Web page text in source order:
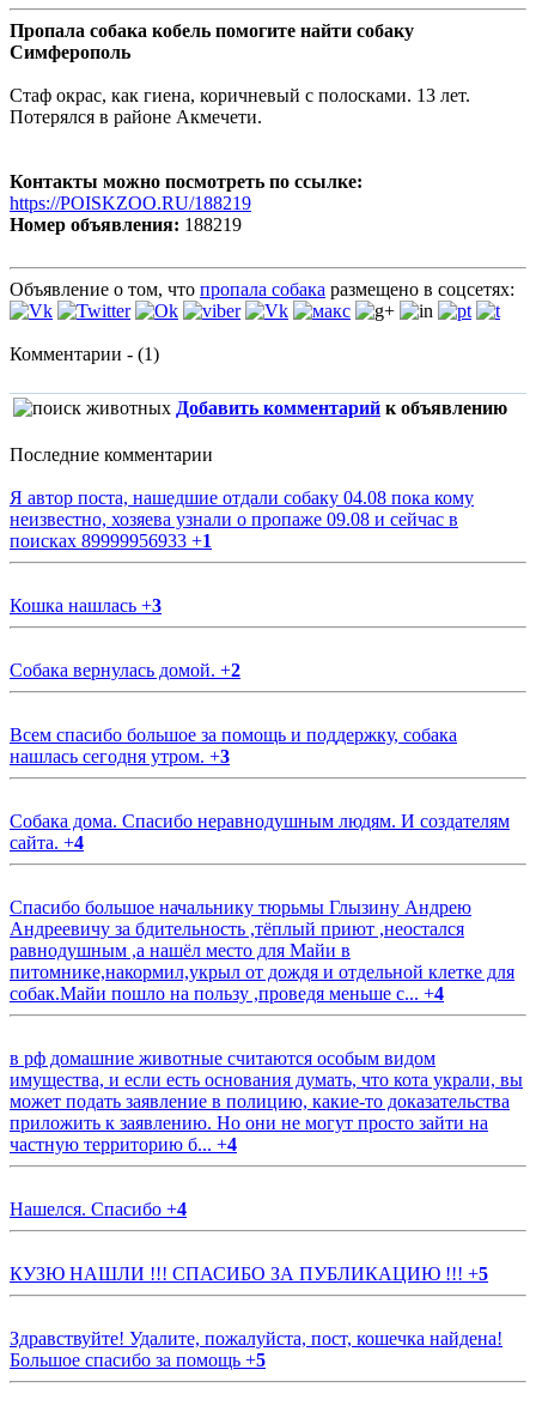
Пропала собака кобель помогите найти собаку
Симферополь
Стаф окрас, как гиена, коричневый с полосками. 13 лет.
Потерялся в районе Акмечети.
Контакты можно посмотреть по ссылке:
https://POISKZOO.RU/188219
Номер объявления: 188219
Объявление о том, что пропала собака размещено в соцсетях:
Комментарии - (1)
Добавить комментарий к объявлению
Последние комментарии
Я автор поста, нашедшие отдали собаку 04.08 пока кому
неизвестно, хозяева узнали о пропаже 09.08 и сейчас в
поисках 89999956933 +1
Кошка нашлась +3
Собака вернулась домой. +2
Всем спасибо большое за помощь и поддержку, собака
нашлась сегодня утром. +3
Собака дома. Спасибо неравнодушным людям. И создателям
сайта. +4
Спасибо большое начальнику тюрьмы Глызину Андрею
Андреевичу за бдительность ,тёплый приют ,неостался
равнодушным ,а нашёл место для Майи в
питомнике,накормил,укрыл от дождя и отдельной клетке для
собак.Майи пошло на пользу ,проведя меньше с... +4
в рф домашние животные считаются особым видом
имущества, и если есть основания думать, что кота украли, вы
может подать заявление в полицию, какие-то доказательства
приложить к заявлению. Но они не могут просто зайти на
частную территорию б... +4
Нашелся. Спасибо +4
КУЗЮ НАШЛИ !!! СПАСИБО ЗА ПУБЛИКАЦИЮ !!! +5
Здравствуйте! Удалите, пожалуйста, пост, кошечка найдена!
Большое спасибо за помощь +5